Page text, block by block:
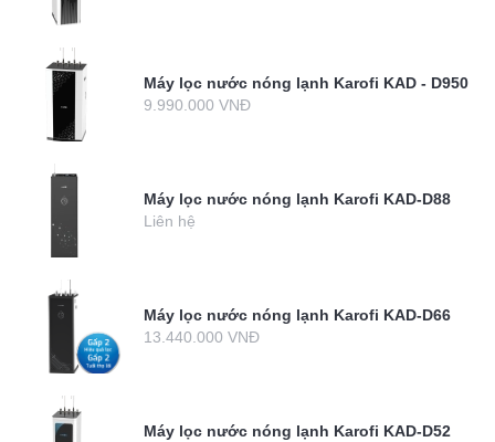
Máy lọc nước nóng lạnh Karofi KAD - D950
9.990.000 VNĐ
Máy lọc nước nóng lạnh Karofi KAD-D88
Liên hệ
Máy lọc nước nóng lạnh Karofi KAD-D66
13.440.000 VNĐ
Máy lọc nước nóng lạnh Karofi KAD-D52